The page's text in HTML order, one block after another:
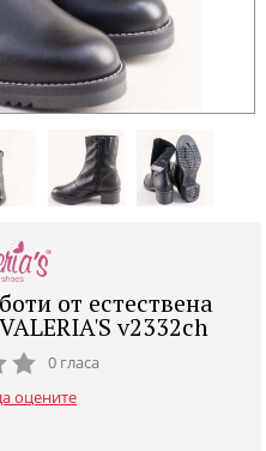
от естествена
v2332ch
0 гласа
оцените